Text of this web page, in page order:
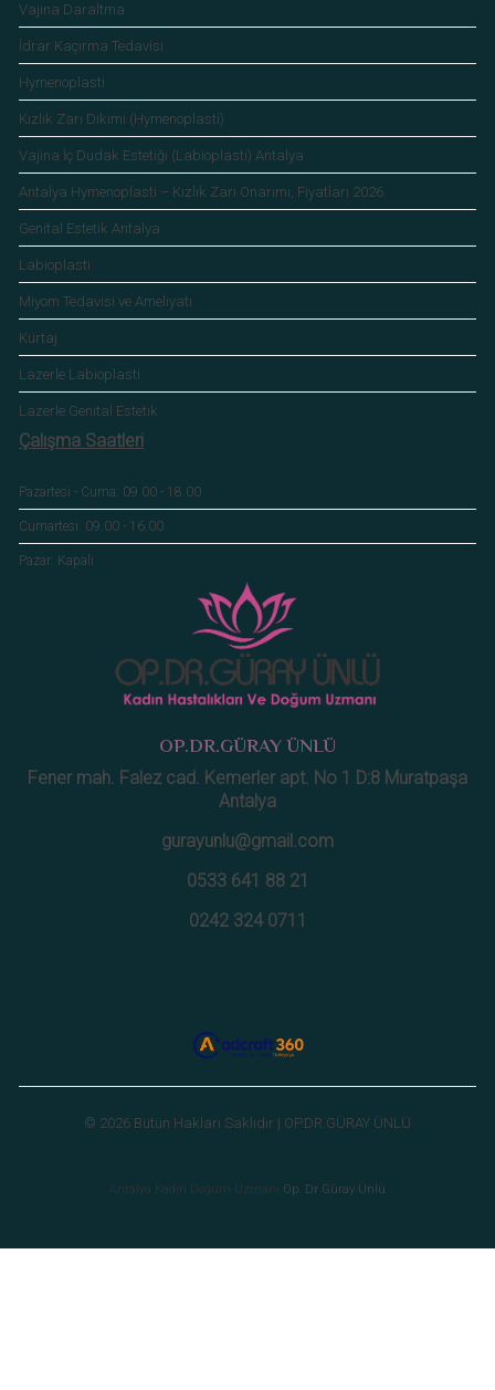
Vajina Daraltma
İdrar Kaçırma Tedavisi
Hymenoplasti
Kızlık Zarı Dikimi (Hymenoplasti)
Vajina İç Dudak Estetiği (Labioplasti) Antalya
Antalya Hymenoplasti – Kızlık Zarı Onarımı, Fiyatları 2026
Genital Estetik Antalya
Labioplasti
Miyom Tedavisi ve Ameliyatı
Kürtaj
Lazerle Labioplasti
Lazerle Genital Estetik
Çalışma Saatleri
Pazartesi - Cuma: 09.00 - 18.00
Cumartesi: 09.00 - 16.00
Pazar: Kapalı
OP.DR.GÜRAY ÜNLÜ
Fener mah. Falez cad. Kemerler apt. No 1 D:8 Muratpaşa
Antalya
gurayunlu@gmail.com
0533 641 88 21
0242 324 0711
© 2026 Bütün Hakları Saklıdır | OP.DR.GÜRAY ÜNLÜ
Antalya Kadın Doğum Uzmanı Op. Dr Güray Ünlü